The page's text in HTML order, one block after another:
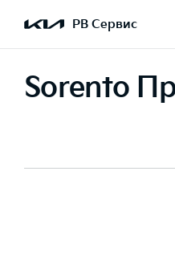
РВ Сервис
Sorento